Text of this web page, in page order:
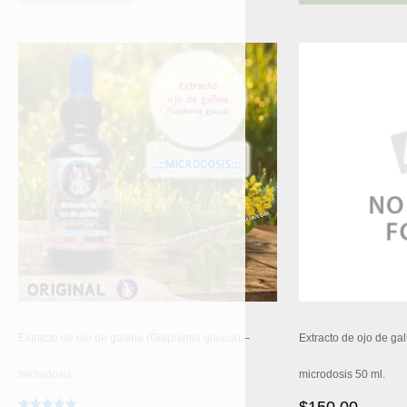
Extracto de ojo de gallina (Galphimia glauca) – Extracto de ojo de
microdosis 50 ml.